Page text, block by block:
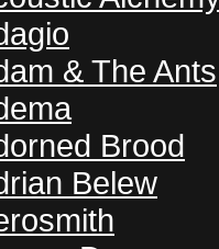
& The Ants
Brood
Belew